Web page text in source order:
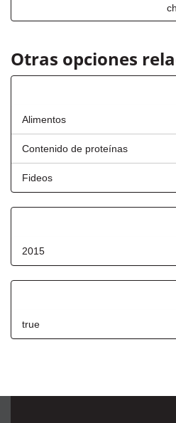
Otras opciones
Alimentos
Contenido de proteínas
Fideos
2015
true